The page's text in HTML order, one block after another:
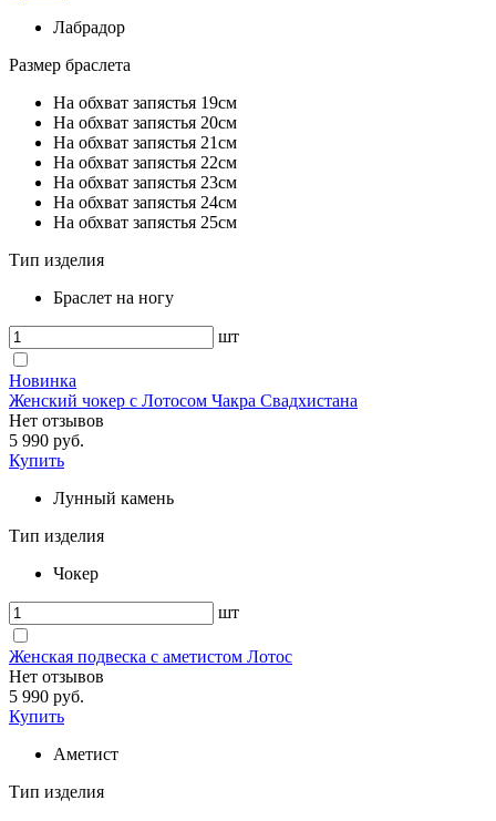
Лабрадор
Размер браслета
На обхват запястья 19см
На обхват запястья 20см
На обхват запястья 21см
На обхват запястья 22см
На обхват запястья 23см
На обхват запястья 24см
На обхват запястья 25см
Тип изделия
Браслет на ногу
шт
Новинка
Женский чокер с Лотосом Чакра Свадхистана
Нет отзывов
5 990 руб.
Купить
Лунный камень
Тип изделия
Чокер
шт
Женская подвеска с аметистом Лотос
Нет отзывов
5 990 руб.
Купить
Аметист
Тип изделия